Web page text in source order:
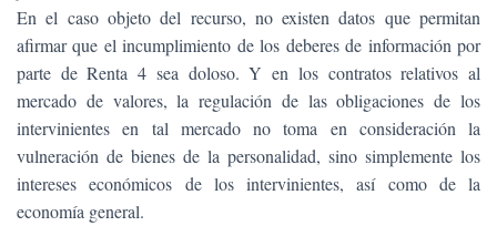
En el caso objeto del recurso, no existen datos que permitan
afirmar que el incumplimiento de los deberes de información por
parte de Renta 4 sea doloso. Y en los contratos relativos al
mercado de valores, la regulación de las obligaciones de los
intervinientes en tal mercado no toma en consideración la
vulneración de bienes de la personalidad, sino simplemente los
intereses económicos de los intervinientes, así como de la
economía general.